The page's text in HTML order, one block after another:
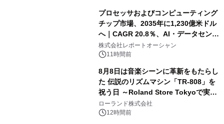
プロセッサおよびコンピューティング
チップ市場、2035年に1,230億米ドル
へ｜CAGR 20.8％、AI・データセンタ
ー需要が成長を牽引
株式会社レポートオーシャン
11時間前
8月8日は音楽シーンに革新をもたらし
た 伝説のリズムマシン「TR-808」を
祝う日 ～Roland Store Tokyoで実機
を展示しての 記念キャンペーンを開
催 英国ラジオ「NTS」の 特別プログ
ローランド株式会社
12時間前